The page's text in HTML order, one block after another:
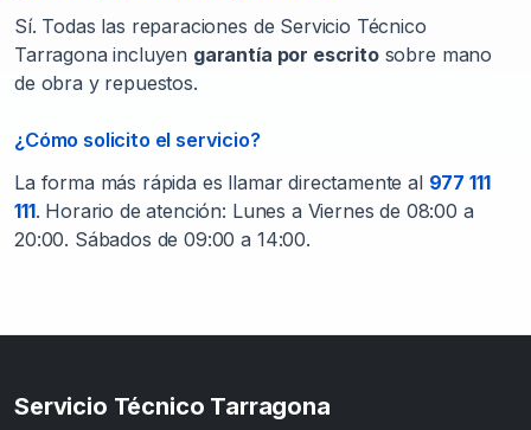
Sí. Todas las reparaciones de Servicio Técnico
Tarragona incluyen garantía por escritosobre mano
de obra y repuestos.
¿Cómo solicito el servicio?
La forma más rápida es llamar directamente al 977 111
111. Horario de atención: Lunes a Viernes de 08:00 a
20:00. Sábados de 09:00 a 14:00.
Servicio Técnico Tarragona